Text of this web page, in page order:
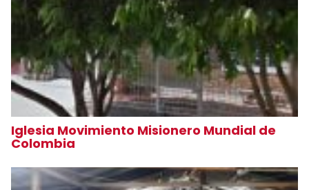
Iglesia Movimiento Misionero Mundial de
Colombia